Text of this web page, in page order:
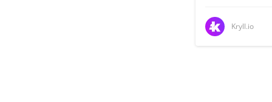
Kryll.io